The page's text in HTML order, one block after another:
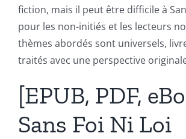
fiction, mais il peut être difficile à
pour les non-initiés et les lecteurs
thèmes abordés sont universels,
traités avec une perspective
[EPUB, PDF,
Sans Foi Ni Loi